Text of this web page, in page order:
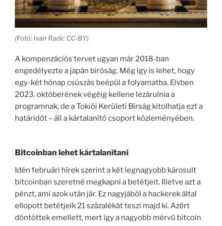
(Fotó: Ivan Radic CC-BY)
A kompenzációs tervet ugyan már 2018-ban
engedélyezte a japán bíróság. Még így is lehet, hogy
egy-két hónap csúszás beépül a folyamatba. Elvben
2023. októberének végéig kellene lezárulnia a
programnak, de a Tokiói Kerületi Bírság kitolhatja ezt a
határidőt – áll a kártalanító csoport közleményében.
Bitcoinban lehet kártalanítani
Idén februári hírek szerint a két legnagyobb károsult
bitcoinban szeretné megkapni a betétjeit. Illetve azt a
pénzt, ami azok után jár. Ez nagyjából a hackerek által
ellopott betétjeik 21 százalékát teszi majd ki. Azért
döntöttek emellett, mert így a nagyobb mérvű bitcoin